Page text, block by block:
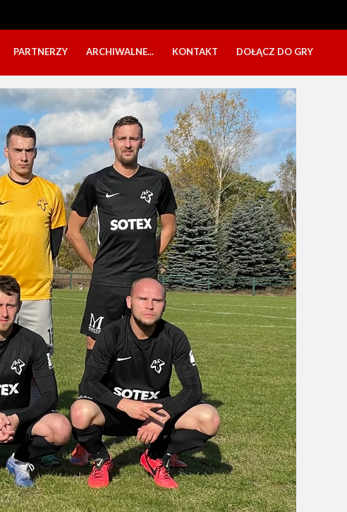
DZIEŁA
PARTNERZY ARCHIWALNE...
PÓŁKOLONIE 2025
SBO 2023
CZARNI W MEDIACH
KADRA 2006
FESTYN CHARYTATYWNY
CZAS NA DZIEWCZYNY
OBÓZ W ZATONIU 2020
OBÓZ W KALISZU 2020
FOTORELACJE
VIDEO
OFERTA LATO 2020
ARCHIWUM OBOZÓW
WYNIKI
KONTAKT DOŁĄCZ DO GRY
NABÓR SENIORÓW